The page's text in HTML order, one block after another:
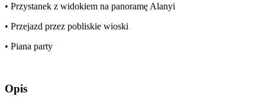
• Przystanek z widokiem na panoramę Alanyi
• Przejazd przez pobliskie wioski
• Piana party
Opis